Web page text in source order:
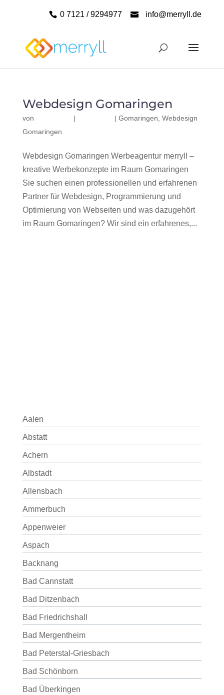
0 7121 / 9294977 info@merryll.de
Webdesign Gomaringen
von | | Gomaringen Webdesign
Gomaringen
Webdesign Gomaringen Werbeagentur merryll –
kreative Werbekonzepte im Raum Gomaringen
Sie suchen einen professionellen und erfahrenen
Partner für Webdesign, Programmierung und
Optimierung von Webseiten und was dazugehört
im Raum Gomaringen? Wir sind ein erfahrenes,...
Aalen
Abstatt
Achern
Albstadt
Allensbach
Ammerbuch
Appenweier
Aspach
Backnang
Bad Cannstatt
Bad Ditzenbach
Bad Friedrichshall
Bad Mergentheim
Bad Peterstal-Griesbach
Bad Schönborn
Bad Überkingen